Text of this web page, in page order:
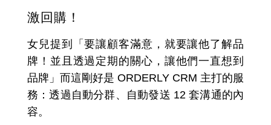
激回購！
女兒提到「要讓顧客滿意，就要讓他了解品
牌！並且透過定期的關心，讓他們一直想到
品牌」而這剛好是 ORDERLY CRM 主打的服
務：透過自動分群、自動發送 12 套溝通的內
容。